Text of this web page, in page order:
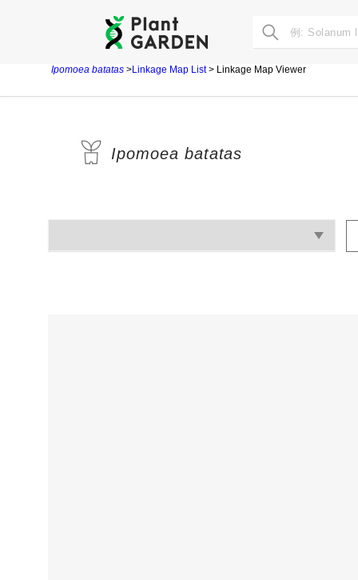
Ipomoea batatas >Linkage Map List> Linkage Map Viewer
Ipomoea batatas